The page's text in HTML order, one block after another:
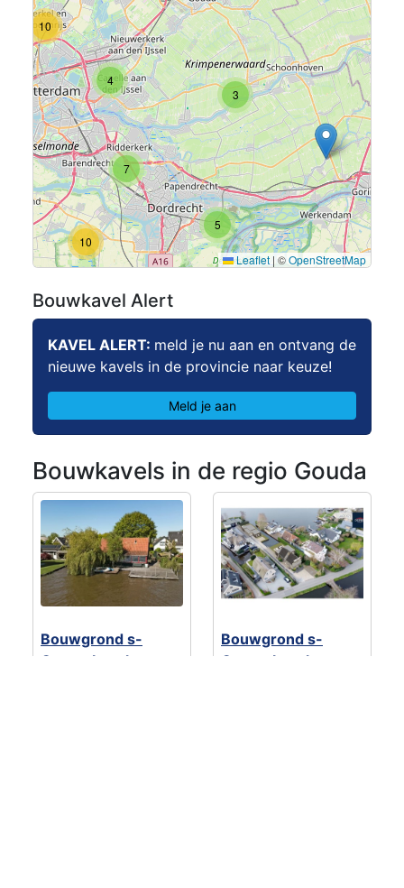
10
3
4
5
10
7
Leaflet | ©OpenStreetMap
Bouwkavel Alert
KAVEL ALERT: meld je nu aan en ontvang de
nieuwe kavels in de provincie naar keuze!
Meld je aan
Bouwkavels in de regio Gouda
Bouwgrond s-
Gravenbroekseweg
Bouwgrond s-
Gravenbroekseweg